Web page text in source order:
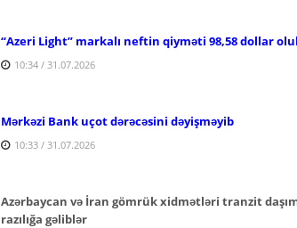
“Azeri Light” markalı neftin qiyməti 98,58 dollar
10:34 / 31.07.2026
Mərkəzi Bank uçot dərəcəsini dəyişməyib
10:33 / 31.07.2026
Azərbaycan və İran gömrük xidmətləri tranzit
razılığa gəliblər